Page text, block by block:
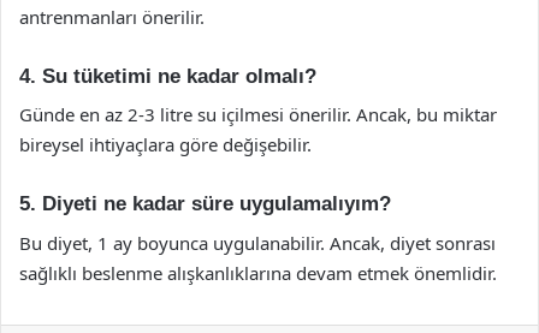
antrenmanları önerilir.
4. Su tüketimi ne kadar olmalı?
Günde en az 2-3 litre su içilmesi önerilir. Ancak, bu miktar
bireysel ihtiyaçlara göre değişebilir.
5. Diyeti ne kadar süre uygulamalıyım?
Bu diyet, 1 ay boyunca uygulanabilir. Ancak, diyet sonrası
sağlıklı beslenme alışkanlıklarına devam etmek önemlidir.